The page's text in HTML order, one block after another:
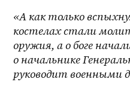
«А как только
костелах стали
оружия, а о боге
о начальнике
руководит военными